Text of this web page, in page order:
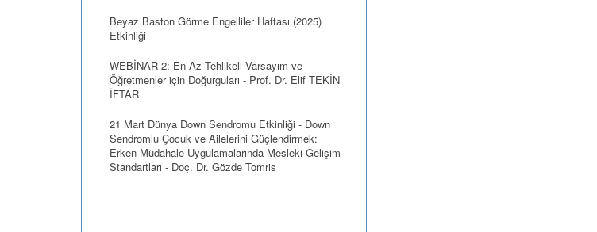
Beyaz Baston Görme Engelliler Haftası (2025)
Etkinliği
WEBİNAR 2: En Az Tehlikeli Varsayım ve
Öğretmenler için Doğurguları - Prof. Dr. Elif TEKİN
İFTAR
21 Mart Dünya Down Sendromu Etkinliği - Down
Sendromlu Çocuk ve Ailelerini Güçlendirmek:
Erken Müdahale Uygulamalarında Mesleki Gelişim
Standartları - Doç. Dr. Gözde Tomris